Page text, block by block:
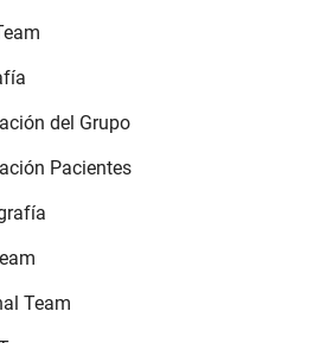
del Grupo
Pacientes
Team